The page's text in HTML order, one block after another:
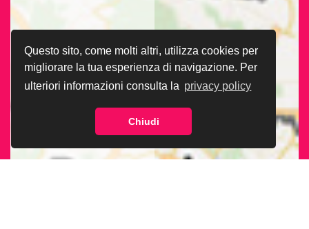
Questo sito, come molti altri, utilizza cookies per
migliorare la tua esperienza di navigazione. Per
ulteriori informazioni consulta la privacy policy
Chiudi